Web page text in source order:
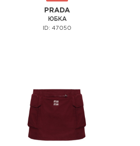
PRADA
ЮБКА
ID: 47050